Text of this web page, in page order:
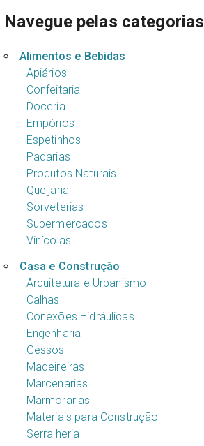
Navegue pelas categorias
Alimentos e Bebidas
Apiários
Confeitaria
Doceria
Empórios
Espetinhos
Padarias
Produtos Naturais
Queijaria
Sorveterias
Supermercados
Vinícolas
Casa e Construção
Arquitetura e Urbanismo
Calhas
Conexões Hidráulicas
Engenharia
Gessos
Madeireiras
Marcenarias
Marmorarias
Materiais para Construção
Serralheria